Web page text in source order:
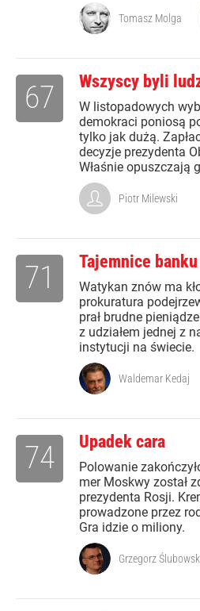
Tomasz Molga
Wszyscy byli
W listopadowych
demokraci poniosą
tylko jak dużą.
decyzje prezydenta
Właśnie opuszczają
67
Piotr Milewski
Tajemnice
Watykan znów ma
prokuratura
prał brudne
z udziałem jednej z
instytucji na świecie.
71
Waldemar Kedaj
Upadek cara
Polowanie
mer Moskwy został
prezydenta Rosji.
prowadzone przez
Gra idzie o miliony.
74
Grzegorz